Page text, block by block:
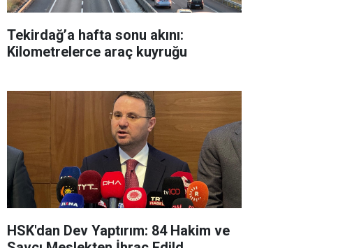
Tekirdağ’a hafta sonu akını:
Kilometrelerce araç kuyruğu
HSK'dan Dev Yaptırım: 84 Hakim ve